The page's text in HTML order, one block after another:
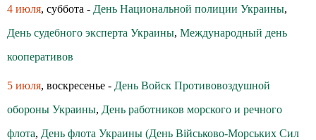
4 июля, суббота - День Национальной полиции Украины,
День судебного эксперта Украины, Международный день
кооперативов
5 июля, воскресенье - День Войск Противовоздушной
обороны Украины, День работников морского и речного
флота, День флота Украины (День Військово-Морських Сил